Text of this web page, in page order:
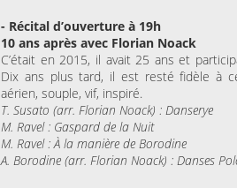
- Récital d’ouverture à 19h
10 ans après avec Florian Noack
C’était en 2015, il avait 25 ans et
Dix ans plus tard, il est resté fidèle à
aérien, souple, vif, inspiré.
T. Susato (arr. Florian Noack) : Danserye
M. Ravel : Gaspard de la Nuit
M. Ravel : À la manière de Borodine
A. Borodine (arr. Florian Noack) : Danses